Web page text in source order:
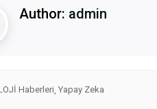
Author: admin
Haberleri Yapay Zeka